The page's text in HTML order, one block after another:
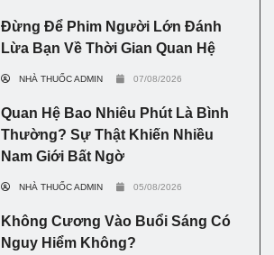
Đừng Để Phim Người Lớn Đánh
Lừa Bạn Về Thời Gian Quan Hệ
NHÀ THUỐC ADMIN 07/08/2026
Quan Hệ Bao Nhiêu Phút Là Bình
Thường? Sự Thật Khiến Nhiều
Nam Giới Bất Ngờ
NHÀ THUỐC ADMIN 05/08/2026
Không Cương Vào Buổi Sáng Có
Nguy Hiểm Không?